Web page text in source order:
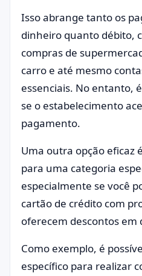
Isso abrange tanto os
dinheiro quanto débito,
compras de
carro e até mesmo
essenciais. No entanto,
se o estabelecimento
pagamento.
Uma outra opção eficaz
para uma categoria
especialmente se você
cartão de crédito com
oferecem descontos em
Como exemplo, é
específico para realizar